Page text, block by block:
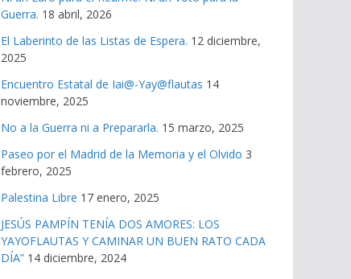
Guerra. 18 abril, 2026
El Laberinto de las Listas de Espera. 12 diciembre,
2025
Encuentro Estatal de Iai@-Yay@flautas 14
noviembre, 2025
No a la Guerra ni a Prepararla. 15 marzo, 2025
Paseo por el Madrid de la Memoria y el Olvido 3
febrero, 2025
Palestina Libre 17 enero, 2025
JESÚS PAMPÍN TENÍA DOS AMORES: LOS
YAYOFLAUTAS Y CAMINAR UN BUEN RATO CADA
DÍA” 14 diciembre, 2024